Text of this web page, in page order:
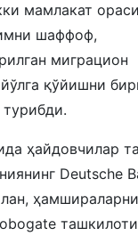
мамлакат
шаффоф,
миграцион
қўйишни
ҳайдовчилар
Deutsche